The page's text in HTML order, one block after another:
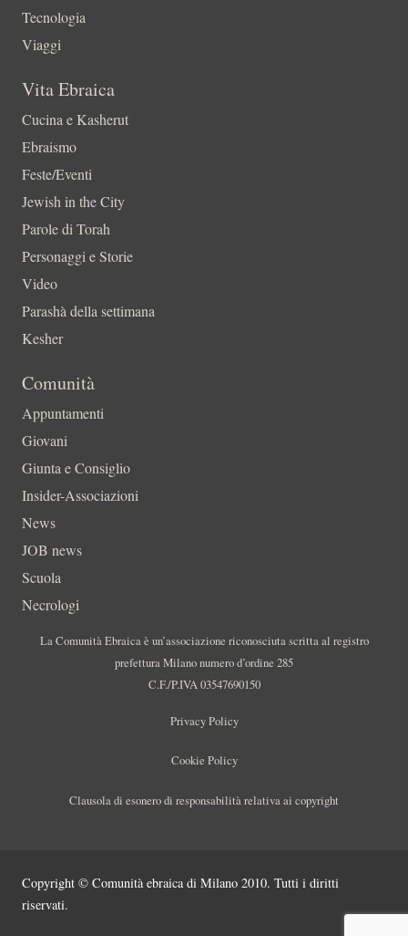
Tecnologia
Viaggi
Vita Ebraica
Cucina e Kasherut
Ebraismo
Feste/Eventi
Jewish in the City
Parole di Torah
Personaggi e Storie
Video
Parashà della settimana
Kesher
Comunità
Appuntamenti
Giovani
Giunta e Consiglio
Insider-Associazioni
News
JOB news
Scuola
Necrologi
La Comunità Ebraica è un’associazione riconosciuta scritta al registro
prefettura Milano numero d’ordine 285
C.F./P.IVA 03547690150
Privacy Policy
Cookie Policy
Clausola di esonero di responsabilità relativa ai copyright
Copyright © Comunità ebraica di Milano 2010. Tutti i diritti
riservati.